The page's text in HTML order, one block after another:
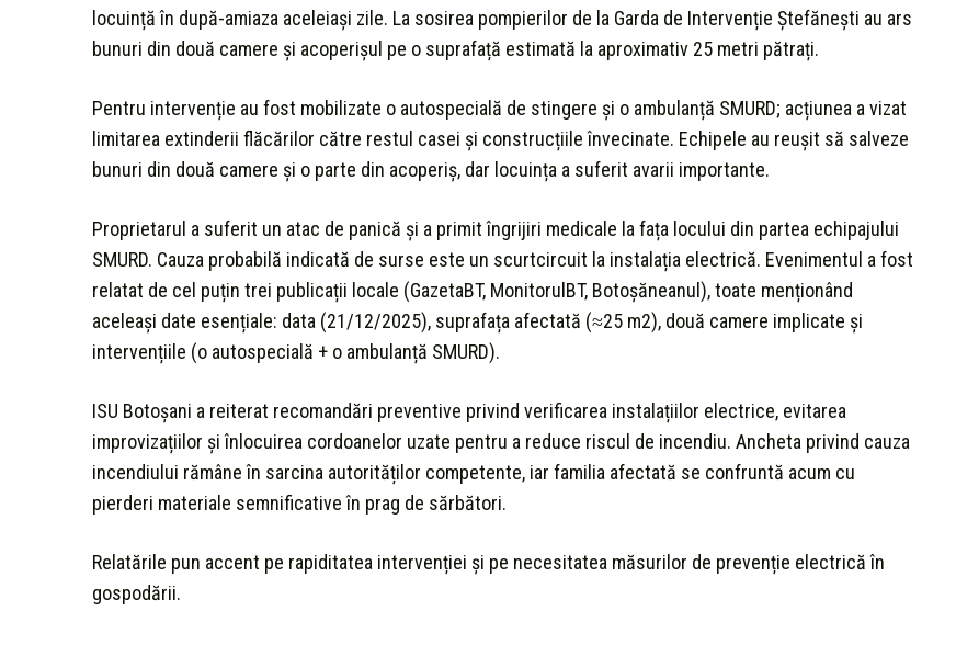
locuință în după-amiaza aceleiași zile. La sosirea pompierilor de la Garda de Intervenție Ștefănești au ars
bunuri din două camere și acoperișul pe o suprafață estimată la aproximativ 25 metri pătrați.
Pentru intervenție au fost mobilizate o autospecială de stingere și o ambulanță SMURD; acțiunea a vizat
limitarea extinderii flăcărilor către restul casei și construcțiile învecinate. Echipele au reușit să salveze
bunuri din două camere și o parte din acoperiș, dar locuința a suferit avarii importante.
Proprietarul a suferit un atac de panică și a primit îngrijiri medicale la fața locului din partea echipajului
SMURD. Cauza probabilă indicată de surse este un scurtcircuit la instalația electrică. Evenimentul a fost
relatat de cel puțin trei publicații locale (GazetaBT, MonitorulBT, Botoșăneanul), toate menționând
aceleași date esențiale: data (21/12/2025), suprafața afectată (≈25 m2), două camere implicate și
intervențiile (o autospecială + o ambulanță SMURD).
ISU Botoșani a reiterat recomandări preventive privind verificarea instalațiilor electrice, evitarea
improvizațiilor și înlocuirea cordoanelor uzate pentru a reduce riscul de incendiu. Ancheta privind cauza
incendiului rămâne în sarcina autorităților competente, iar familia afectată se confruntă acum cu
pierderi materiale semnificative în prag de sărbători.
Relatările pun accent pe rapiditatea intervenției și pe necesitatea măsurilor de prevenție electrică în
gospodării.